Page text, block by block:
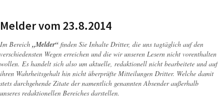
Melder vom 23.8.2014
Im Bereich „Melder“ finden Sie Inhalte Dritter, die uns tagtäglich auf den
verschiedensten Wegen erreichen und die wir unseren Lesern nicht vorenthalten
wollen. Es handelt sich also um aktuelle, redaktionell nicht bearbeitete und auf
ihren Wahrheitsgehalt hin nicht überprüfte Mitteilungen Dritter. Welche damit
stets durchgehende Zitate der namentlich genannten Absender außerhalb
unseres redaktionellen Bereiches darstellen.